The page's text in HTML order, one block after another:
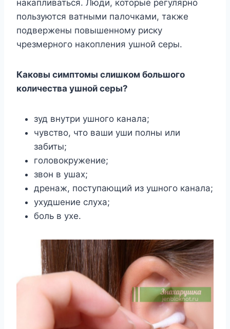
накапливаться. Люди, которые регулярно
пользуются ватными палочками, также
подвержены повышенному риску
чрезмерного накопления ушной серы.
Каковы симптомы слишком большого
количества ушной серы?
зуд внутри ушного канала;
чувство, что ваши уши полны или
забиты;
головокружение;
звон в ушах;
дренаж, поступающий из ушного канала;
ухудшение слуха;
боль в ухе.